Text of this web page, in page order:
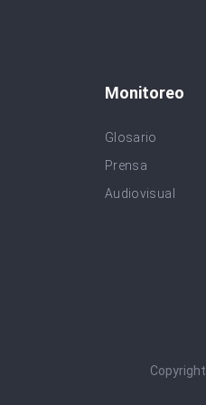
Monitoreo
Glosario
Prensa
Audiovisual